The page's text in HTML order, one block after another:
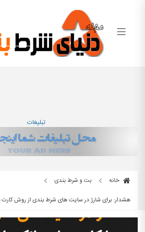
تبلیغات
خانه
بت و شرط بندی
هشدار: برای شارژ در سایت های شرط بندی از روش کارت